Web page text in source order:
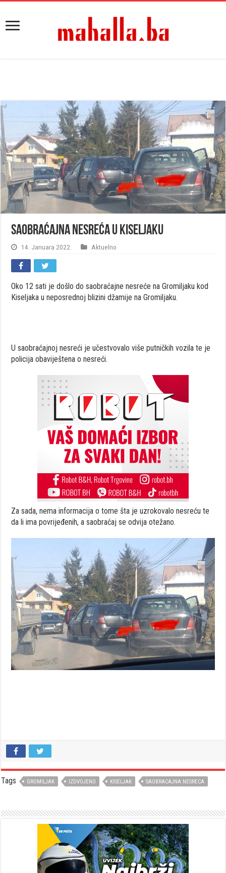
Saobraćajna nesreća u Kiseljaku
14. Januara 2022. Aktuelno
Oko 12 sati je došlo do saobraćajne nesreće na Gromiljaku kod
Kiseljaka u neposrednoj blizini džamije na Gromiljaku.
U saobraćajnoj nesreći je učestvovalo više putničkih vozila te je
policija obaviještena o nesreći.
Za sada, nema informacija o tome šta je uzrokovalo nesreću te
da li ima povrijeđenih, a saobraćaj se odvija otežano.
Tags GROMILJAK IZDVOJENO KISELJAK SAOBRACAJNA NESRECA